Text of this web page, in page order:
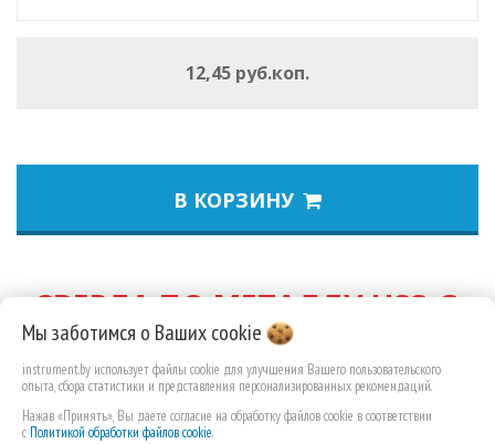
12,45 руб.коп.
В КОРЗИНУ
СВЕРЛА ПО МЕТАЛЛУ HSS-G
С СОДЕРЖАНИЕМ
КОБАЛЬТА - DIN338
Сверла по металлу из быстрорежущей стали с добавлением
кобальта. Производится в соответствии с DIN 338.
Мы заботимся о Вашихcookie
instrument.by использует файлы cookie для улучшения Вашего пользовательского
опыта, сбора статистики и представления персонализированных рекомендаций.
Нажав «Принять», Вы даете согласие на обработку файлов cookie в соответствии
с Политикой обработки файлов cookie.